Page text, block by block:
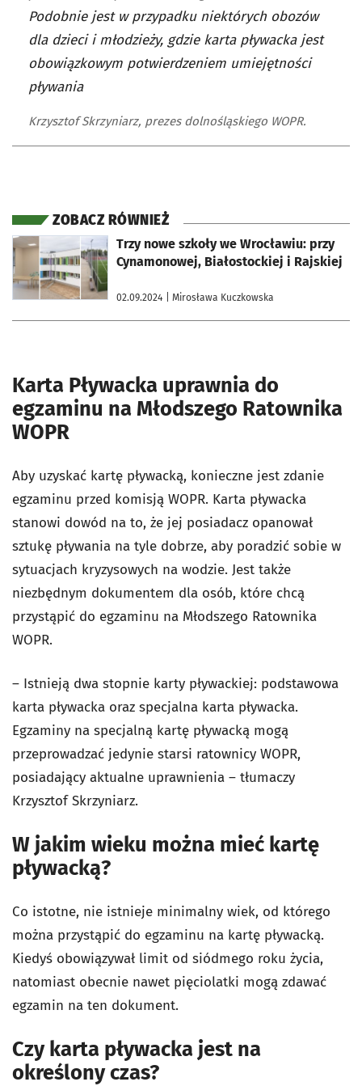
Podobnie jest w przypadku niektórych obozów
dla dzieci i młodzieży, gdzie karta pływacka jest
obowiązkowym potwierdzeniem umiejętności
pływania
Krzysztof Skrzyniarz, prezes dolnośląskiego WOPR.
ZOBACZ RÓWNIEŻ
Trzy nowe szkoły we Wrocławiu: przy
Cynamonowej, Białostockiej i Rajskiej
02.09.2024 | Mirosława Kuczkowska
otworzy się w nowej karcie
Karta Pływacka uprawnia do
egzaminu na Młodszego Ratownika
WOPR
Aby uzyskać kartę pływacką, konieczne jest zdanie
egzaminu przed komisją WOPR. Karta pływacka
stanowi dowód na to, że jej posiadacz opanował
sztukę pływania na tyle dobrze, aby poradzić sobie w
sytuacjach kryzysowych na wodzie. Jest także
niezbędnym dokumentem dla osób, które chcą
przystąpić do egzaminu na Młodszego Ratownika
WOPR.
– Istnieją dwa stopnie karty pływackiej: podstawowa
karta pływacka oraz specjalna karta pływacka.
Egzaminy na specjalną kartę pływacką mogą
przeprowadzać jedynie starsi ratownicy WOPR,
posiadający aktualne uprawnienia – tłumaczy
Krzysztof Skrzyniarz.
W jakim wieku można mieć kartę
pływacką?
Co istotne, nie istnieje minimalny wiek, od którego
można przystąpić do egzaminu na kartę pływacką.
Kiedyś obowiązywał limit od siódmego roku życia,
natomiast obecnie nawet pięciolatki mogą zdawać
egzamin na ten dokument.
Czy karta pływacka jest na
określony czas?